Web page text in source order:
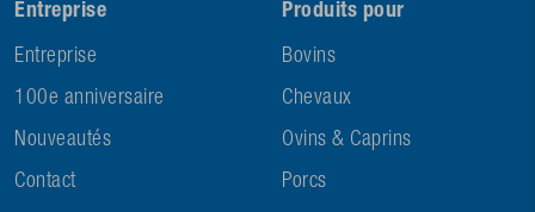
Entreprise
Entreprise
100e anniversaire
Nouveautés
Contact
Produits pour
Bovins
Chevaux
Ovins & Caprins
Porcs